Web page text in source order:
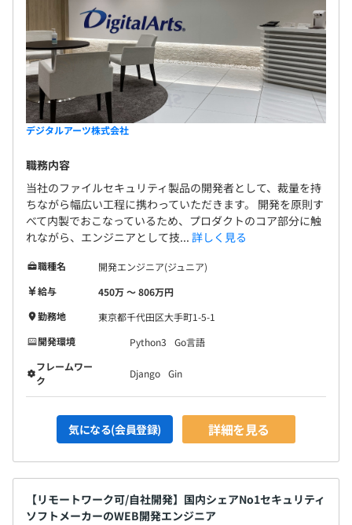
デジタルアーツ株式会社
職務内容
当社のファイルセキュリティ製品の開発者として、裁量を持
ちながら幅広い工程に携わっていただきます。 開発を原則す
べて内製でおこなっているため、プロダクトのコア部分に触
れながら、エンジニアとして技... 詳しく見る
職種名
開発エンジニア(ジュニア)
給与
450万 〜 806万円
勤務地
東京都千代田区大手町1-5-1
開発環境
Python3
Go言語
フレームワー
ク
Django Gin
気になる(会員登録) 詳細を見る
【リモートワーク可/自社開発】国内シェアNo1セキュリティ
ソフトメーカーのWEB開発エンジニア